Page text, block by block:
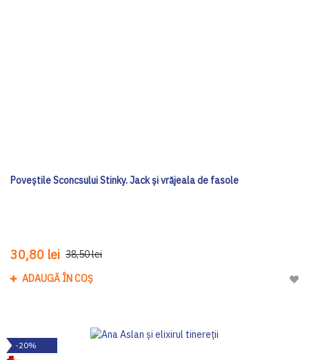
Poveștile Sconcsului Stinky. Jack și vrăjeala de fasole
30,80 lei 38,50 lei
ADAUGĂ ÎN COȘ
-20%